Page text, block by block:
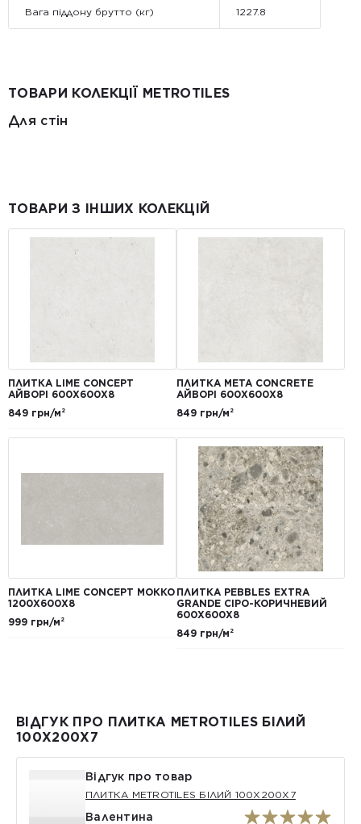
Вага піддону брутто (кг) 1227.8
ТОВАРИ КОЛЕКЦІЇ METROTILES
Для стін
ТОВАРИ З ІНШИХ КОЛЕКЦІЙ
ПЛИТКА LIME CONCEPT
АЙВОРІ 600Х600Х8
849 грн/м²
ПЛИТКА META CONCRETE
АЙВОРІ 600Х600Х8
849 грн/м²
ПЛИТКА LIME CONCEPT МОККО
1200Х600Х8
999 грн/м²
ПЛИТКА PEBBLES EXTRA
GRANDE СІРО-КОРИЧНЕВИЙ
600Х600Х8
849 грн/м²
ВІДГУК ПРО ПЛИТКА METROTILES БІЛИЙ
100X200X7
Відгук про товар
ПЛИТКА METROTILES БІЛИЙ 100X200X7
Валентина